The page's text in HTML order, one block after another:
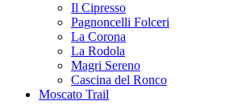
Il Cipresso
Pagnoncelli Folceri
La Corona
La Rodola
Magri Sereno
Cascina del Ronco
Moscato Trail